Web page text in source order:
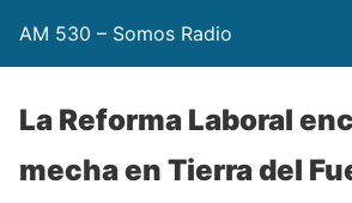
AM 530 – Somos Radio
La Reforma Laboral
mecha en Tierra del